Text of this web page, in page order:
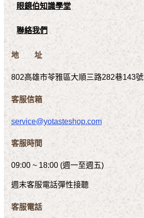
眼鏡伯知識學堂
聯絡我們
地 址
802高雄市苓雅區大順三路282巷143號
客服信箱
service@yotasteshop.com
客服時間
09:00 ~ 18:00 (週一至週五)
週末客服電話彈性接聽
客服電話